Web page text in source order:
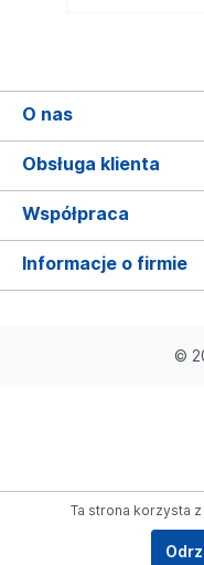
O nas
Obsługa klienta
Współpraca
Informacje o firmie
©
Ta strona korzysta